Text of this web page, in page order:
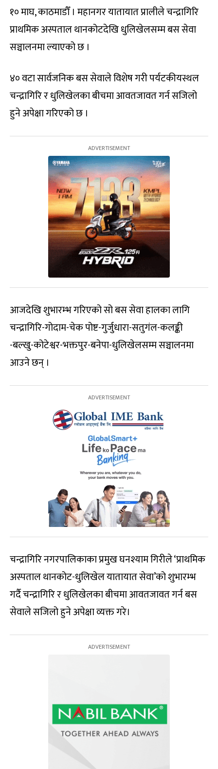
१० माघ, काठमाडौँ । महानगर यातायात प्रालीले चन्द्रागिरि
प्राथमिक अस्पताल थानकोटदेखि धुलिखेलसम्म बस सेवा
सञ्चालनमा ल्याएको छ ।
४० वटा सार्वजनिक बस सेवाले विशेष गरी पर्यटकीयस्थल
चन्द्रागिरि र धुलिखेलका बीचमा आवतजावत गर्न सजिलो
हुने अपेक्षा गरिएको छ ।
आजदेखि शुभारम्भ गरिएको सो बस सेवा हालका लागि
चन्द्रागिरि-गोदाम-चेक पोष्ट-गुर्जुधारा-सतुगंल-कलङ्की
-बल्खु-कोटेश्वर-भक्तपुर-बनेपा-धुलिखेलसम्म सञ्चालनमा
आउने छन् ।
चन्द्रागिरि नगरपालिकाका प्रमुख घनश्याम गिरीले ‘प्राथमिक
अस्पताल थानकोट-धुलिखेल यातायात सेवा’को शुभारम्भ
गर्दै चन्द्रागिरि र धुलिखेलका बीचमा आवतजावत गर्न बस
सेवाले सजिलो हुने अपेक्षा व्यक्त गरे।